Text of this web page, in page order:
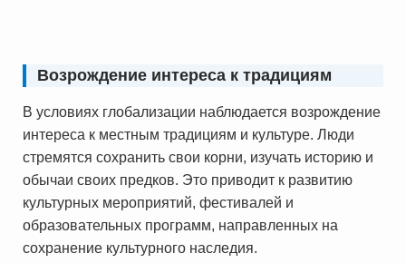
Возрождение интереса к традициям
В условиях глобализации наблюдается возрождение
интереса к местным традициям и культуре. Люди
стремятся сохранить свои корни, изучать историю и
обычаи своих предков. Это приводит к развитию
культурных мероприятий, фестивалей и
образовательных программ, направленных на
сохранение культурного наследия.